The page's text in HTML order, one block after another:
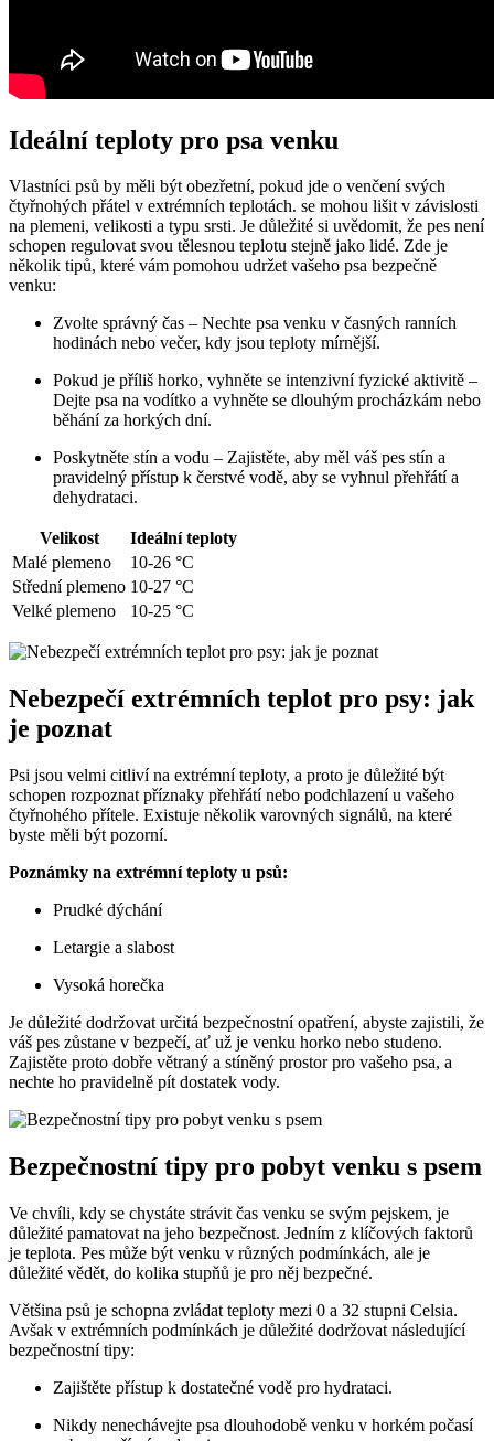
Ideální teploty pro psa venku
Vlastníci psů by měli být obezřetní, pokud jde o venčení svých
čtyřnohých přátel v extrémních teplotách. se mohou lišit v závislosti
na plemeni, velikosti a typu srsti. Je důležité si uvědomit, že pes není
schopen regulovat svou tělesnou teplotu stejně jako lidé. Zde je
několik tipů, které vám pomohou udržet vašeho psa bezpečně
venku:
Zvolte správný čas – Nechte psa venku v časných ranních
hodinách nebo večer, kdy jsou teploty mírnější.
Pokud je příliš horko, vyhněte se intenzivní fyzické aktivitě –
Dejte psa na vodítko a vyhněte se dlouhým procházkám nebo
běhání za horkých dní.
Poskytněte stín a vodu – Zajistěte, aby měl váš pes stín a
pravidelný přístup k čerstvé vodě, aby se vyhnul přehřátí a
dehydrataci.
Velikost
Ideální teploty
Malé plemeno
10-26 °C
Střední plemeno 10-27 °C
Velké plemeno
10-25 °C
Nebezpečí extrémních teplot pro psy: jak
je poznat
Psi jsou velmi citliví na extrémní teploty, a proto je důležité být
schopen rozpoznat příznaky přehřátí nebo podchlazení u vašeho
čtyřnohého přítele. Existuje několik varovných signálů, na které
byste měli být pozorní.
Poznámky na extrémní teploty u psů:
Prudké dýchání
Letargie a slabost
Vysoká horečka
Je důležité dodržovat určitá bezpečnostní opatření, abyste zajistili, že
váš pes zůstane v bezpečí, ať už je venku horko nebo studeno.
Zajistěte proto dobře větraný a stíněný prostor pro vašeho psa, a
nechte ho pravidelně pít dostatek vody.
Bezpečnostní tipy pro pobyt venku s psem
Ve chvíli, kdy se chystáte strávit čas venku se svým pejskem, je
důležité pamatovat na jeho bezpečnost. Jedním z klíčových faktorů
je teplota. Pes může být venku v různých podmínkách, ale je
důležité vědět, do kolika stupňů je pro něj bezpečné.
Většina psů je schopna zvládat teploty mezi 0 a 32 stupni Celsia.
Avšak v extrémních podmínkách je důležité dodržovat následující
bezpečnostní tipy:
Zajištěte přístup k dostatečné vodě pro hydrataci.
Nikdy nenechávejte psa dlouhodobě venku v horkém počasí